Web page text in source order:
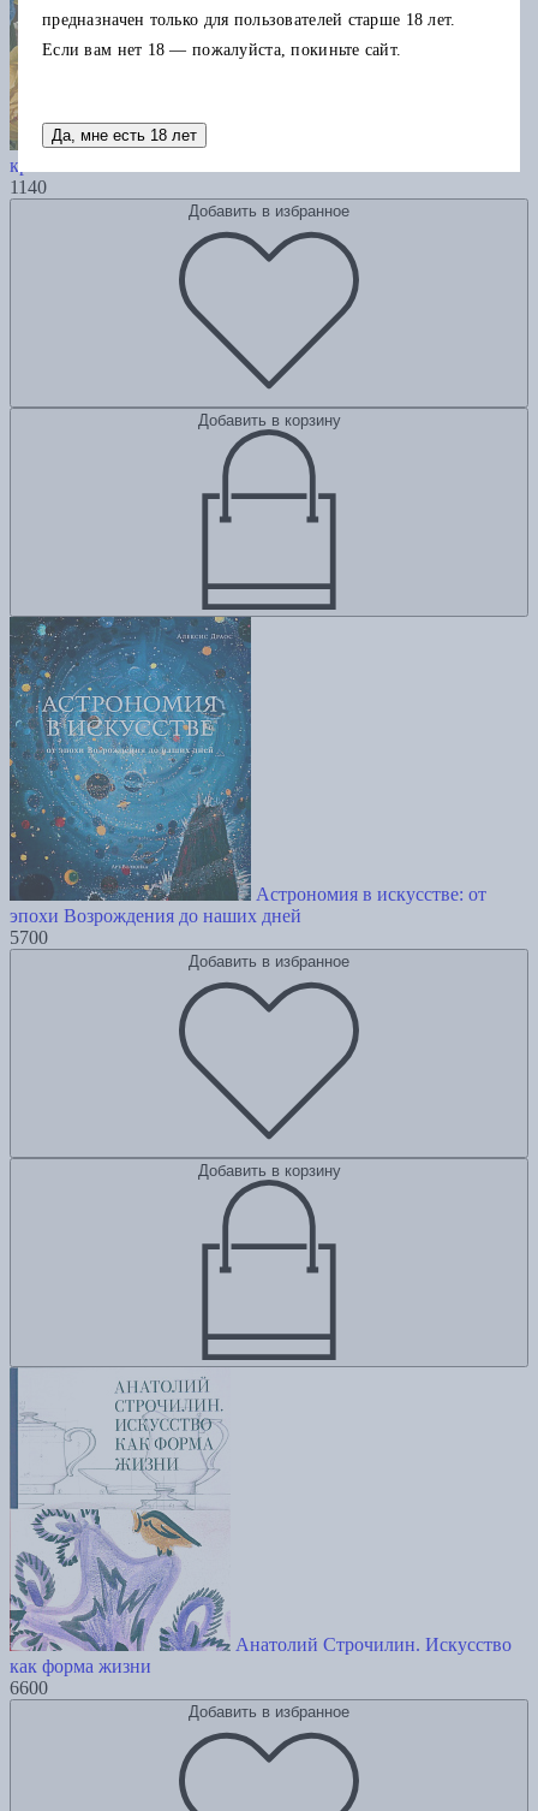
красоты
1140
Добавить в избранное
Добавить в корзину
Астрономия в искусстве: от
эпохи Возрождения до наших дней
5700
Добавить в избранное
Добавить в корзину
Анатолий Строчилин. Искусство
как форма жизни
6600
Добавить в избранное
предназначен только для пользователей старше 18 лет.
Если вам нет 18 — пожалуйста, покиньте сайт.
Да, мне есть 18 лет